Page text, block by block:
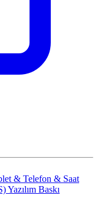
& Telefon & Saat
Yazılım Baskı